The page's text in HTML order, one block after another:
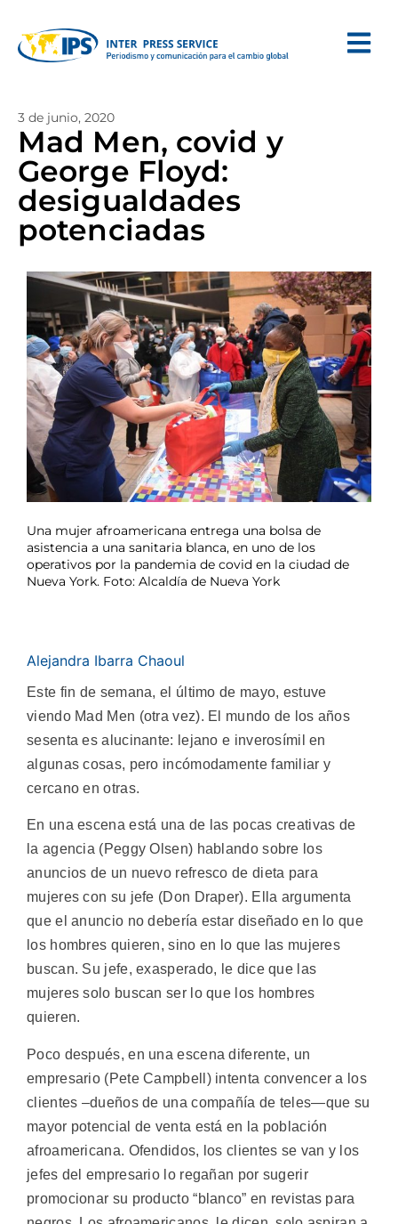
3 de junio, 2020
Mad Men, covid y
George Floyd:
desigualdades
potenciadas
Una mujer afroamericana entrega una bolsa de
asistencia a una sanitaria blanca, en uno de los
operativos por la pandemia de covid en la ciudad de
Nueva York. Foto: Alcaldía de Nueva York
Alejandra Ibarra Chaoul
Este fin de semana, el último de mayo, estuve
viendo Mad Men (otra vez). El mundo de los años
sesenta es alucinante: lejano e inverosímil en
algunas cosas, pero incómodamente familiar y
cercano en otras.
En una escena está una de las pocas creativas de
la agencia (Peggy Olsen) hablando sobre los
anuncios de un nuevo refresco de dieta para
mujeres con su jefe (Don Draper). Ella argumenta
que el anuncio no debería estar diseñado en lo que
los hombres quieren, sino en lo que las mujeres
buscan. Su jefe, exasperado, le dice que las
mujeres solo buscan ser lo que los hombres
quieren.
Poco después, en una escena diferente, un
empresario (Pete Campbell) intenta convencer a los
clientes –dueños de una compañía de teles—que su
mayor potencial de venta está en la población
afroamericana. Ofendidos, los clientes se van y los
jefes del empresario lo regañan por sugerir
promocionar su producto “blanco” en revistas para